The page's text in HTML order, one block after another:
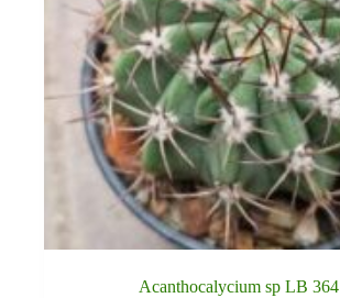
Acanthocalycium sp LB 364